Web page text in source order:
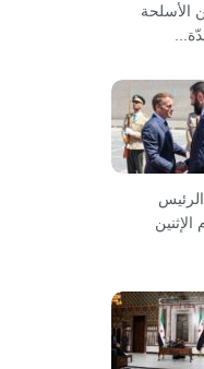
الأسلحة